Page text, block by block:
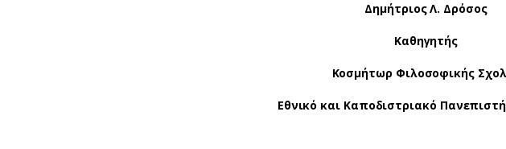
Δημήτριος Λ. Δρόσος
Καθηγητής
Κοσμήτωρ Φιλοσοφικής
Εθνικό και Καποδιστριακό